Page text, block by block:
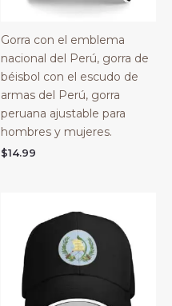
Gorra con el emblema
nacional del Perú, gorra de
béisbol con el escudo de
armas del Perú, gorra
peruana ajustable para
hombres y mujeres.
$14.99